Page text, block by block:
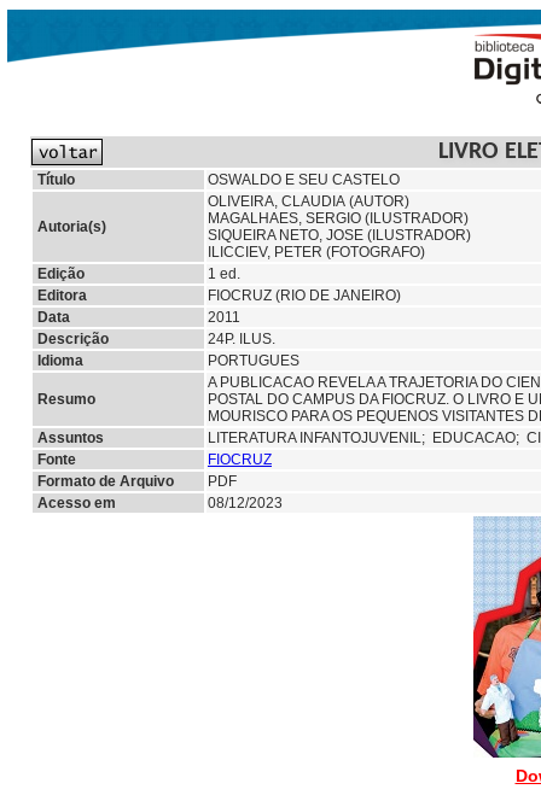
LIVRO
Título OSWALDO E SEU CASTELO
Autoria(s)
OLIVEIRA, CLAUDIA (AUTOR)
MAGALHAES, SERGIO (ILUSTRADOR)
SIQUEIRA NETO, JOSE (ILUSTRADOR)
ILICCIEV, PETER (FOTOGRAFO)
Edição
1 ed.
Editora
FIOCRUZ (RIO DE JANEIRO)
Data
2011
Descrição
24P. ILUS.
Idioma
PORTUGUES
Resumo
A PUBLICACAO REVELA A TRAJETORIA DO
POSTAL DO CAMPUS DA FIOCRUZ. O LIVRO E
MOURISCO PARA OS PEQUENOS VISITANTES
Assuntos
LITERATURA INFANTOJUVENIL; EDUCACAO;
Fonte
FIOCRUZ
Formato de Arquivo
PDF
Acesso em
08/12/2023